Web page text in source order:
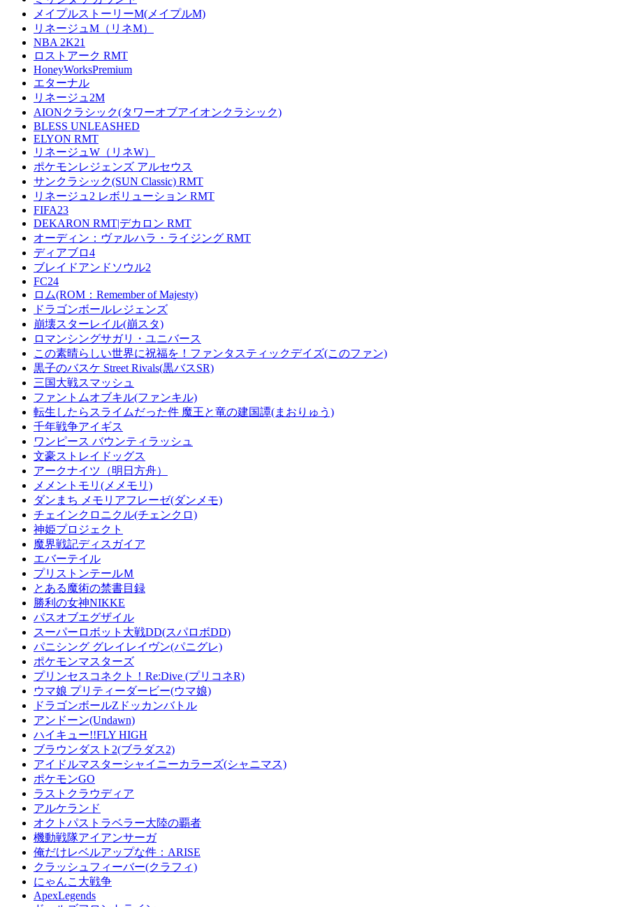
メイプルストーリーM(メイプルM)
リネージュM（リネM）
NBA 2K21
ロストアーク RMT
HoneyWorksPremium
エターナル
リネージュ2M
AIONクラシック(タワーオブアイオンクラシック)
BLESS UNLEASHED
ELYON RMT
リネージュW（リネW）
ポケモンレジェンズ アルセウス
サンクラシック(SUN Classic) RMT
リネージュ2 レボリューション RMT
FIFA23
DEKARON RMT|デカロン RMT
オーディン：ヴァルハラ・ライジング RMT
ディアブロ4
ブレイドアンドソウル2
FC24
ロム(ROM：Remember of Majesty)
ドラゴンボールレジェンズ
崩壊スターレイル(崩スタ)
ロマンシングサガリ・ユニバース
この素晴らしい世界に祝福を！ファンタスティックデイズ(このファン)
黒子のバスケ Street Rivals(黒バスSR)
三国大戦スマッシュ
ファントムオブキル(ファンキル)
転生したらスライムだった件 魔王と竜の建国譚(まおりゅう)
千年戦争アイギス
ワンピース バウンティラッシュ
文豪ストレイドッグス
アークナイツ（明日方舟）
メメントモリ(メメモリ)
ダンまち メモリアフレーゼ(ダンメモ)
チェインクロニクル(チェンクロ)
神姫プロジェクト
魔界戦記ディスガイア
エバーテイル
プリストンテールＭ
とある魔術の禁書目録
勝利の女神NIKKE
パスオブエグザイル
スーパーロボット大戦DD(スパロボDD)
パニシング グレイレイヴン(パニグレ)
ポケモンマスターズ
プリンセスコネクト！Re:Dive (プリコネR)
ウマ娘 プリティーダービー(ウマ娘)
ドラゴンボールZドッカンバトル
アンドーン(Undawn)
ハイキュー!!FLY HIGH
ブラウンダスト2(ブラダス2)
アイドルマスターシャイニーカラーズ(シャニマス)
ポケモンGO
ラストクラウディア
アルケランド
オクトパストラベラー大陸の覇者
機動戦隊アイアンサーガ
俺だけレベルアップな件：ARISE
クラッシュフィーバー(クラフィ)
にゃんこ大戦争
ApexLegends